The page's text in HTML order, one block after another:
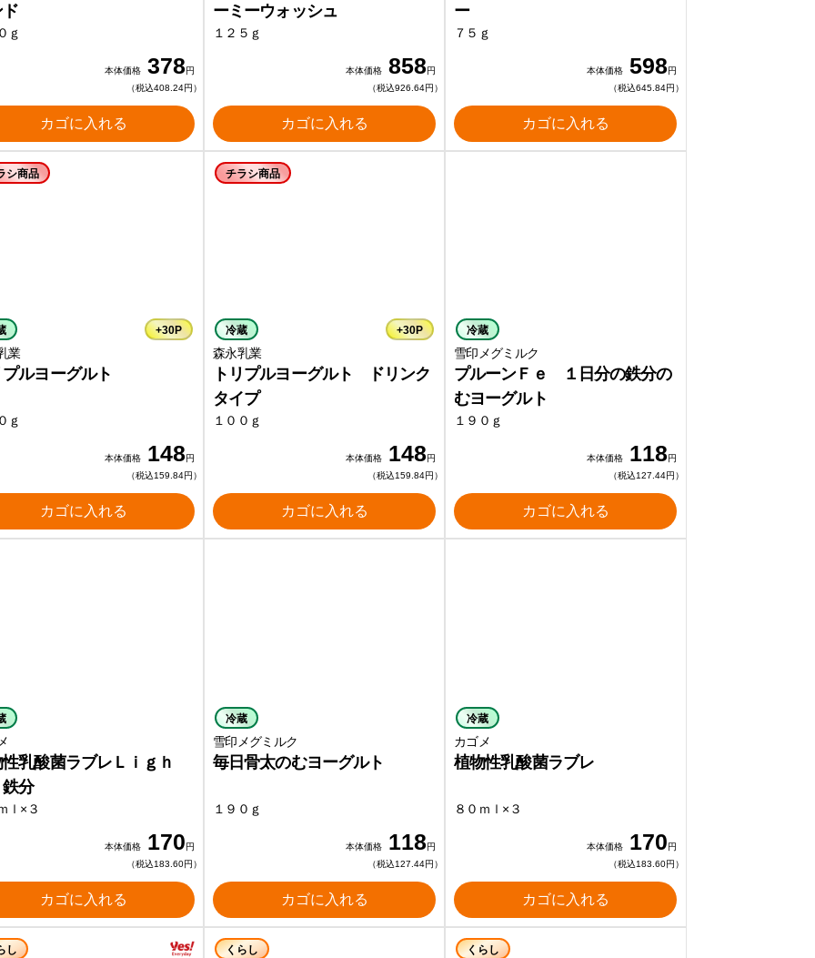
ｇ
本体価格 378円
（税込408.24円）
カゴに入れる
ーミーウォッシュ
１２５ｇ
本体価格 858円
（税込926.64円）
カゴに入れる
ー
７５ｇ
本体価格 598円
（税込645.84円）
カゴに入れる
シ商品
+30P
業
ルヨーグルト
ｇ
本体価格 148円
（税込159.84円）
カゴに入れる
チラシ商品
冷蔵 +30P
森永乳業
トリプルヨーグルト ドリンク
タイプ
１００ｇ
本体価格 148円
（税込159.84円）
カゴに入れる
冷蔵
雪印メグミルク
プルーンＦｅ １日分の鉄分の
むヨーグルト
１９０ｇ
本体価格 118円
（税込127.44円）
カゴに入れる
乳酸菌ラブレＬｉｇｈ
分
ｌ×３
本体価格 170円
（税込183.60円）
カゴに入れる
冷蔵
雪印メグミルク
毎日骨太のむヨーグルト
１９０ｇ
本体価格 118円
（税込127.44円）
カゴに入れる
冷蔵
カゴメ
植物性乳酸菌ラブレ
８０ｍｌ×３
本体価格 170円
（税込183.60円）
カゴに入れる
し くらし くらし